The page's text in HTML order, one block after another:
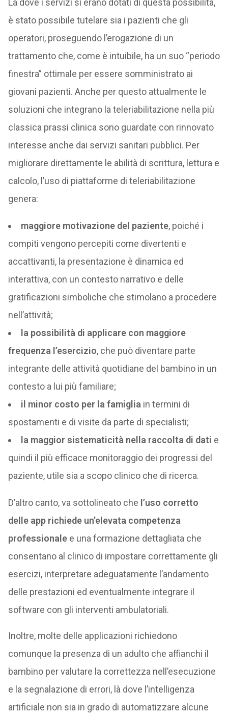
è stato possibile tutelare sia i pazienti che gli
operatori, proseguendo l’erogazione di un
trattamento che, come è intuibile, ha un suo “periodo
finestra” ottimale per essere somministrato ai
giovani pazienti. Anche per questo attualmente le
soluzioni che integrano la teleriabilitazione nella più
classica prassi clinica sono guardate con rinnovato
interesse anche dai servizi sanitari pubblici. Per
migliorare direttamente le abilità di scrittura, lettura e
calcolo, l’uso di piattaforme di teleriabilitazione
genera:
maggiore motivazione del paziente, poiché i
compiti vengono percepiti come divertenti e
accattivanti, la presentazione è dinamica ed
interattiva, con un contesto narrativo e delle
gratificazioni simboliche che stimolano a procedere
nell’attività;
la possibilità di applicare con maggiore
frequenza l’esercizio, che può diventare parte
integrante delle attività quotidiane del bambino in un
contesto a lui più familiare;
il minor costo per la famiglia in termini di
spostamenti e di visite da parte di specialisti;
la maggior sistematicità nella raccolta di dati e
quindi il più efficace monitoraggio dei progressi del
paziente, utile sia a scopo clinico che di ricerca.
D’altro canto, va sottolineato che l’uso corretto
delle app richiede un’elevata competenza
professionalee una formazione dettagliata che
consentano al clinico di impostare correttamente gli
esercizi, interpretare adeguatamente l’andamento
delle prestazioni ed eventualmente integrare il
software con gli interventi ambulatoriali.
Inoltre, molte delle applicazioni richiedono
comunque la presenza di un adulto che affianchi il
bambino per valutare la correttezza nell’esecuzione
e la segnalazione di errori, là dove l’intelligenza
artificiale non sia in grado di automatizzare alcune